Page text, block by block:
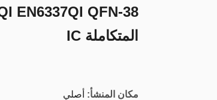
المتكاملة IC
مكان المنشأ: أصلي